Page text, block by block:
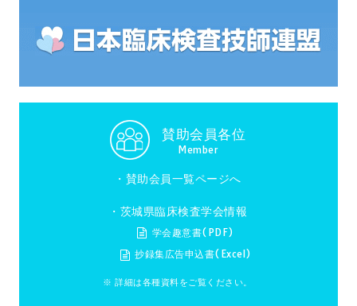
賛助会員各位
Member
・ 賛助会員一覧ページへ
・茨城県臨床検査学会情報
学会趣意書(PDF)
抄録集広告申込書(Excel)
※ 詳細は各種資料をご覧ください。